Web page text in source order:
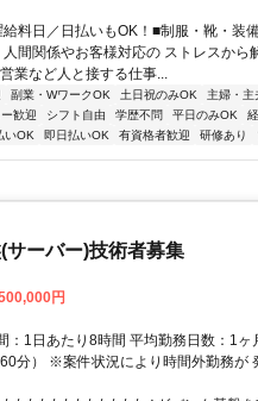
料日／日払いもOK！■制服・靴・装
関係やお客様対応の ストレスから
など人と接する仕事...
副業・WワークOK 土日祝のみOK 主婦・主
歓迎 シフト自由 学歴不問 平日のみOK
いOK 即日払いOK 有資格者歓迎 研修あり
サーバー)技術者募集
円
：1日あたり8時間 平均勤務日数：1ヶ
分） ※案件状況により時間外勤務が